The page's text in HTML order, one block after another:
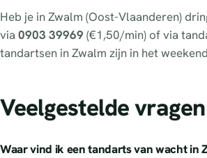
Heb je in Zwalm (Oost-Vlaanderen)
via 0903 39969 (€1,50/min) of via
tandartsen in Zwalm zijn in het
Veelgestelde vragen
Waar vind ik een tandarts van wacht in